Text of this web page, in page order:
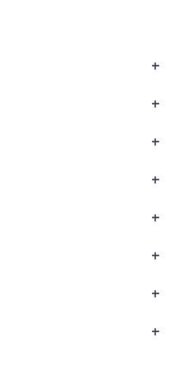
+
+
+
+
+
+
+
+